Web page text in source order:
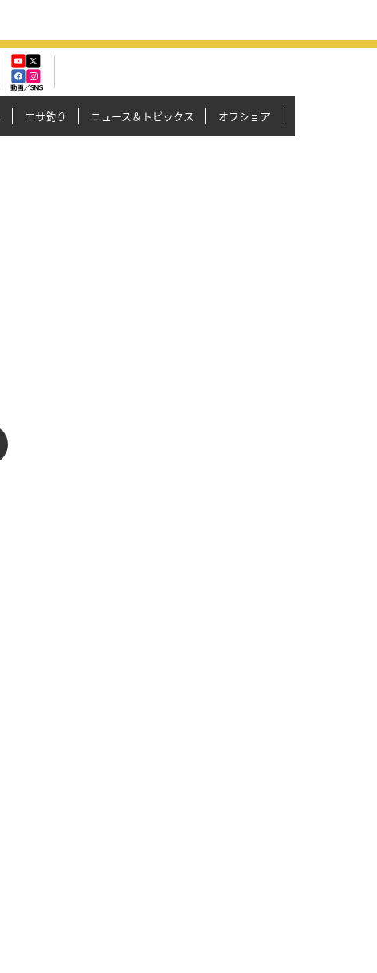
エサ釣り ニュース＆トピックス オフショア